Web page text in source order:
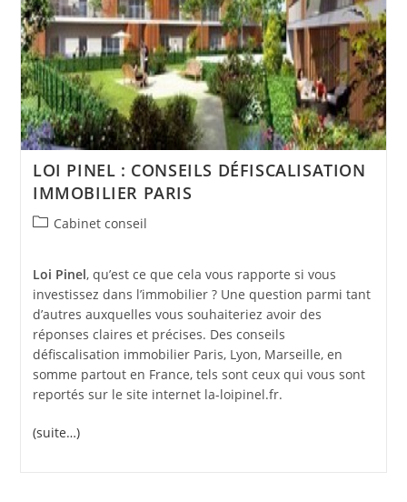
LOI PINEL : CONSEILS DÉFISCALISATION
IMMOBILIER PARIS
PostCabinet conseil
Loi Pinel, qu’est ce que cela vous rapporte si vous
investissez dans l’immobilier ? Une question parmi tant
d’autres auxquelles vous souhaiteriez avoir des
réponses claires et précises. Des conseils
défiscalisation immobilier Paris, Lyon, Marseille, en
somme partout en France, tels sont ceux qui vous sont
reportés sur le site internet la-loipinel.fr.
(suite…)